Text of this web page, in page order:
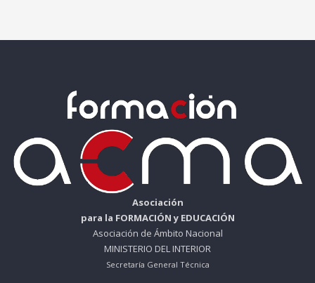
Asociación
para la FORMACIÓN y EDUCACIÓN
Asociación de Ámbito Nacional
MINISTERIO DEL INTERIOR
Secretaría General Técnica